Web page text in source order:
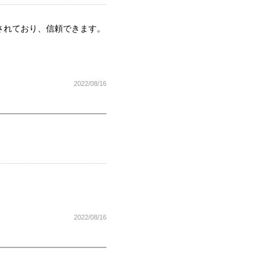
ており、信頼できます。
2022/08/16
2022/08/16